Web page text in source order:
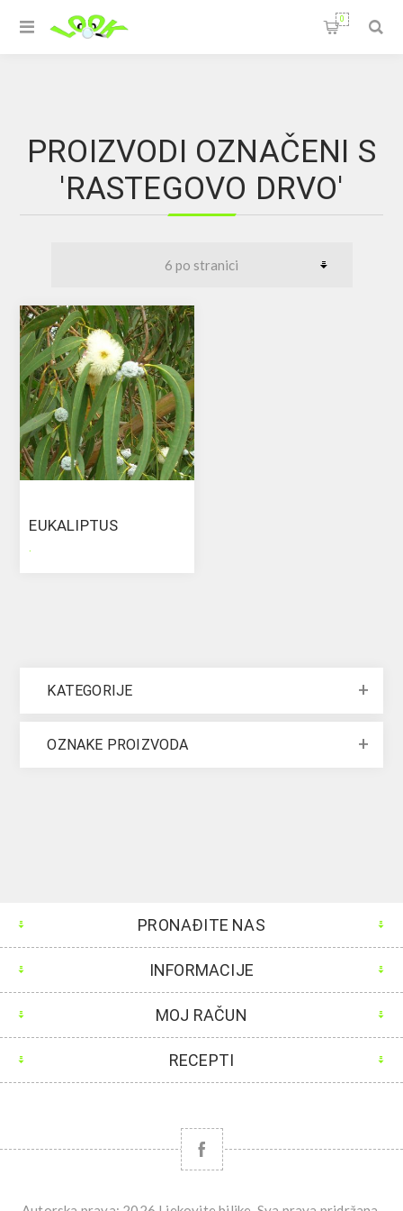
0
PROIZVODI OZNAČENI S
'RASTEGOVO DRVO'
EUKALIPTUS
KATEGORIJE
OZNAKE PROIZVODA
PRONAĐITE NAS
INFORMACIJE
MOJ RAČUN
RECEPTI